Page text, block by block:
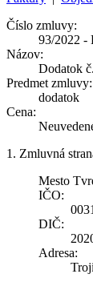
Číslo zmluvy:
93/2022 -
Názov:
Dodatok
Predmet zmluvy:
dodatok
Cena:
1. Zmluvná
Mesto
IČO:
DIČ:
Adresa: